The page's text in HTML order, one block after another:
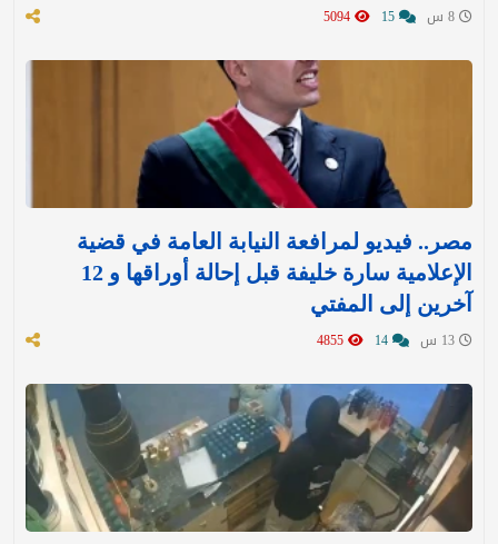
مصر.. فيديو لمرافعة النيابة العامة في قضية
الإعلامية سارة خليفة قبل إحالة أوراقها و 12
آخرين إلى المفتي